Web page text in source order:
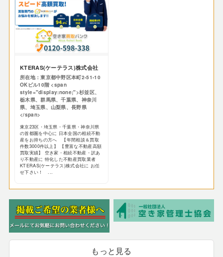
KTERAS(ケーテラス)株式会社
所在地：東京都中野区本町2-51-10
OKビル10階 <span
style="display:none;">杉並区、
栃木県、群馬県、千葉県、神奈川
県、埼玉県、山梨県、長野県
</span>
東京23区・埼玉県・千葉県・神奈川県
の首都圏を中心に 日本全国の相続不動
産をお持ちの方へ 【年間相談＆買取
件数3000件以上】 【豊富な不動産高額
買取実績】 空き家・相続不動産・訳あ
り不動産に 特化した不動産買取業者
KTERAS(ケーテラス)株式会社に お任
せ下さい！ ...
もっと見る